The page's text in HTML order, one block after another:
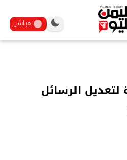
مباشر
الرسائل